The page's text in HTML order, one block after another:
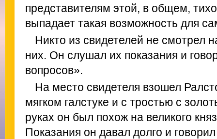
представителям этой, в общем,
выпадает такая возможность для
Никто из свидетелей не смотрел
них. Он слушал их показания и
вопросов».
На место свидетеля взошел
мягком галстуке и с тростью с
руках он был похож на великого
Показания он давал долго и